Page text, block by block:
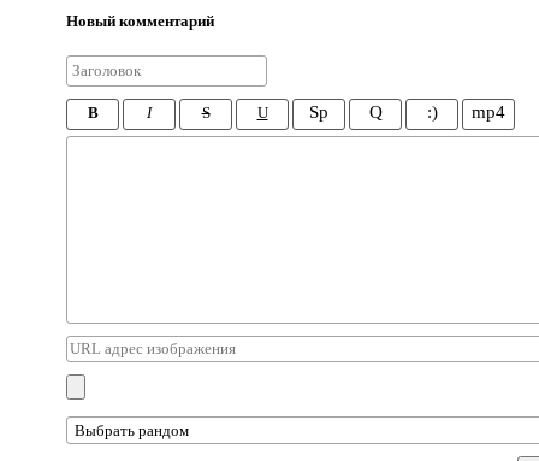
Новый комментарий
B I S U Sp Q :) mp4